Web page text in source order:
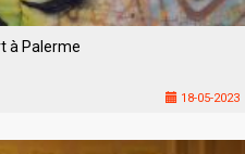
à Palerme
18-05-2023